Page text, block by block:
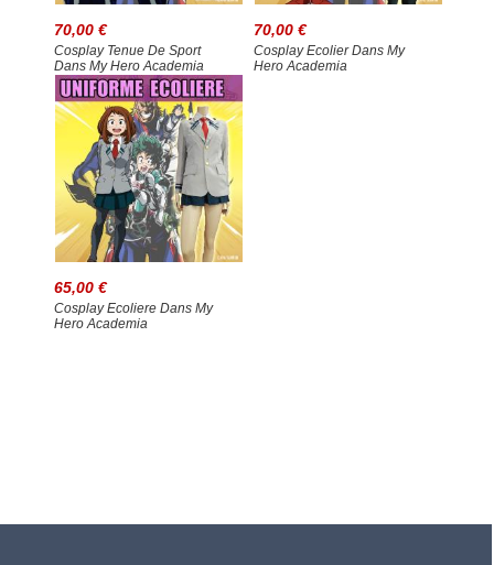
70,00 €
Cosplay Tenue De Sport
Dans My Hero Academia
70,00 €
Cosplay Ecolier Dans My
Hero Academia
65,00 €
Cosplay Ecoliere Dans My
Hero Academia